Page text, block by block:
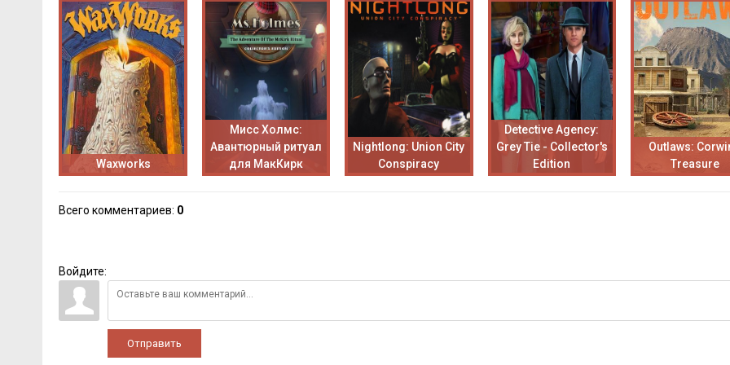
Waxworks
Мисс Холмс:
Авантюрный ритуал
для МакКирк
Nightlong: Union City
Conspiracy
Detective Agency:
Grey Tie - Collector's
Edition
Outlaws:
Treasure
Всего комментариев: 0
Войдите:
Отправить